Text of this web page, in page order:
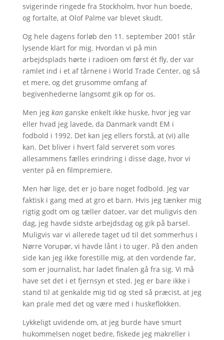
svigerinde ringede fra Stockholm, hvor hun boede,
og fortalte, at Olof Palme var blevet skudt.
Og hele dagens forløb den 11. september 2001 står
lysende klart for mig. Hvordan vi på min
arbejdsplads hørte i radioen om først ét fly, der var
ramlet ind i et af tårnene i World Trade Center, og så
et mere, og det grusomme omfang af
begivenhederne langsomt gik op for os.
Men jeg kanganske enkelt ikke huske, hvor jeg var
eller hvad jeg lavede, da Danmark vandt EM i
fodbold i 1992. Det kan jeg ellers forstå, at (vi) alle
kan. Det bliver i hvert fald serveret som vores
allesammens fælles erindring i disse dage, hvor vi
venter på en filmpremiere.
Men hør lige, det er jo bare noget fodbold. Jeg var
faktisk i gang med at gro et barn. Hvis jeg tænker mig
rigtig godt om og tæller datoer, var det muligvis den
dag, jeg havde sidste arbejdsdag og gik på barsel.
Muligvis var vi allerede taget ud til det sommerhus i
Nørre Vorupør, vi havde lånt i to uger. På den anden
side kan jeg ikke forestille mig, at den vordende far,
som er journalist, har ladet finalen gå fra sig. Vi må
have set det i et fjernsyn et sted. Jeg er bare ikke i
stand til at genkalde mig tid og sted så præcist, at jeg
kan prale med det og være med i huskeflokken.
Lykkeligt uvidende om, at jeg burde have smurt
hukommelsen noget bedre, fiskede jeg makreller i